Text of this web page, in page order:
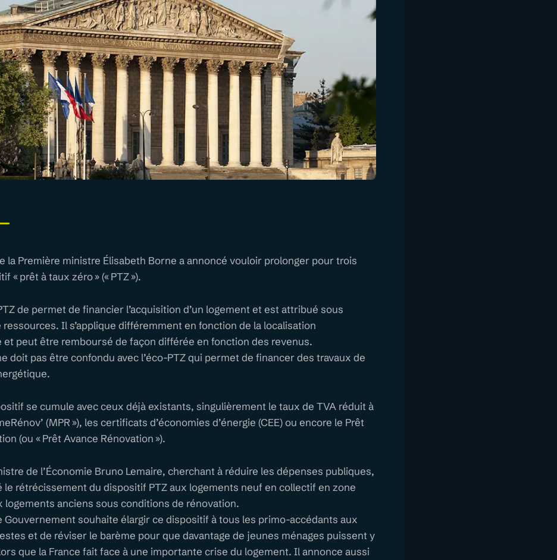
la Première ministre Élisabeth Borne a annoncé vouloir prolonger pour trois
« prêt à taux zéro » (« PTZ »).
de permet de financier l’acquisition d’un logement et est attribué sous
Il s’applique différemment en fonction de la localisation
et peut être remboursé de façon différée en fonction des revenus.
doit pas être confondu avec l’éco-PTZ qui permet de financer des travaux de
se cumule avec ceux déjà existants, singulièrement le taux de TVA réduit à
(MPR »), les certificats d’économies d’énergie (CEE) ou encore le Prêt
(ou « Prêt Avance Rénovation »).
de l’Économie Bruno Lemaire, cherchant à réduire les dépenses publiques,
le rétrécissement du dispositif PTZ aux logements neuf en collectif en zone
logements anciens sous conditions de rénovation.
Gouvernement souhaite élargir ce dispositif à tous les primo-accédants aux
et de réviser le barème pour que davantage de jeunes ménages puissent y
que la France fait face à une importante crise du logement. Il annonce aussi